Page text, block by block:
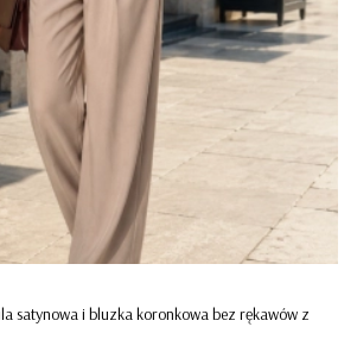
satynowa i bluzka koronkowa bez rękawów z